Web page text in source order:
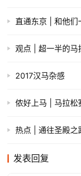
相关推荐
金秋越野季—天目
运马，不来你就亏了
祝贺：2014东京
环富士山的路【一